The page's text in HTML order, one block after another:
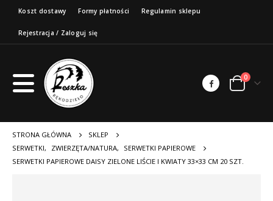
Koszt dostawy Formy płatności Regulamin sklepu
Rejestracja / Zaloguj się
0
STRONA GŁÓWNA
SKLEP
SERWETKI, ZWIERZĘTA/NATURA,
SERWETKI PAPIEROWE
SERWETKI PAPIEROWE DAISY ZIELONE LIŚCIE I KWIATY 33×33 CM 20 SZT.